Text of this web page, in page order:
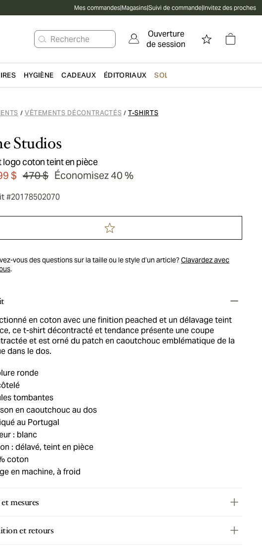
Mes commandes|Magasins|Suivi de commande|Invitez des proches
Recherche
Ouverture
de session
HYGIÈNE CADEAUX ÉDITORIAUX SOLDES
/ VÊTEMENTS DÉCONTRACTÉS / T-SHIRTS
Studios
logo coton teint en pièce
$ 470 $ Économisez 40 %
#20178502070
vous des questions sur la taille ou le style d’un article?Clavardez avec
.
en coton avec une finition peached et un délavage teint
ce t-shirt décontracté et tendance présente une coupe
et est orné du patch en caoutchouc emblématique de la
dans le dos.
ronde
tombantes
en caoutchouc au dos
au Portugal
: blanc
: délavé, teint en pièce
coton
en machine, à froid
mesures
et retours